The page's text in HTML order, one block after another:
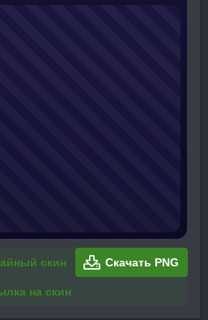
скин Скачать PNG
на скин